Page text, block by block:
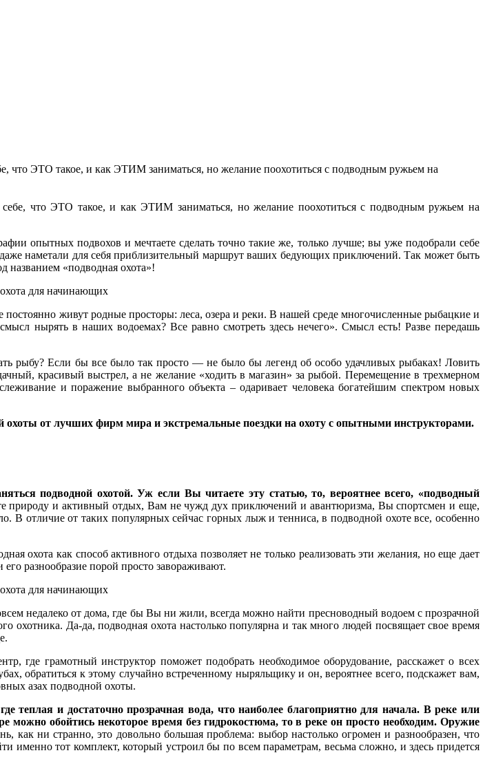
что ЭТО такое, и как ЭТИМ заниматься, но желание поохотиться с подводным ружьем на
что ЭТО такое, и как ЭТИМ заниматься, но желание поохотиться с подводным ружьем на
опытных подвохов и мечтаете сделать точно такие же, только лучше; вы уже подобрали себе
наметали для себя приблизительный маршрут ваших бедующих приключений. Так может быть
названием «подводная охота»!
живут родные просторы: леса, озера и реки. В нашей среде многочисленные рыбацкие и
нырять в наших водоемах? Все равно смотреть здесь нечего». Смысл есть! Разве передашь
рыбу? Если бы все было так просто — не было бы легенд об особо удачливых рыбаках! Ловить
красивый выстрел, а не желание «ходить в магазин» за рыбой. Перемещение в трехмерном
и поражение выбранного объекта – одаривает человека богатейшим спектром новых
от лучших фирм мира и экстремальные поездки на охоту с опытными инструкторами.
подводной охотой. Уж если Вы читаете эту статью, то, вероятнее всего, «подводный
природу и активный отдых, Вам не чужд дух приключений и авантюризма, Вы спортсмен и еще,
В отличие от таких популярных сейчас горных лыж и тенниса, в подводной охоте все, особенно
как способ активного отдыха позволяет не только реализовать эти желания, но еще дает
разнообразие порой просто завораживают.
недалеко от дома, где бы Вы ни жили, всегда можно найти пресноводный водоем с прозрачной
охотника. Да-да, подводная охота настолько популярна и так много людей посвящает свое время
где грамотный инструктор поможет подобрать необходимое оборудование, расскажет о всех
обратиться к этому случайно встреченному ныряльщику и он, вероятнее всего, подскажет вам,
азах подводной охоты.
и достаточно прозрачная вода, что наиболее благоприятно для начала. В реке или
можно обойтись некоторое время без гидрокостюма, то в реке он просто необходим. Оружие
как ни странно, это довольно большая проблема: выбор настолько огромен и разнообразен, что
тот комплект, который устроил бы по всем параметрам, весьма сложно, и здесь придется